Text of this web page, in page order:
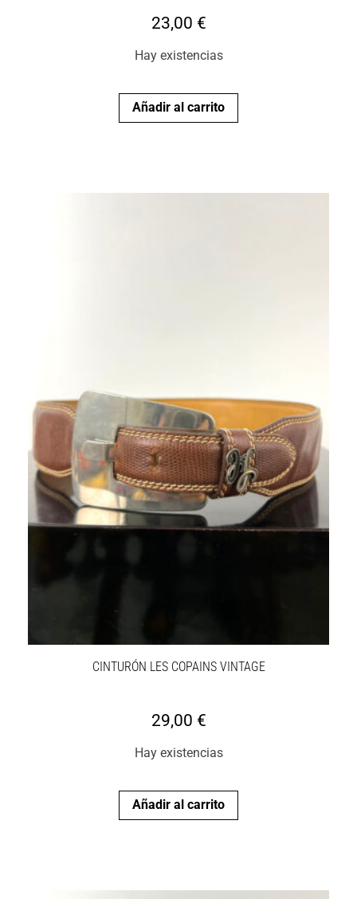
23,00 €
Hay existencias
Añadir al carrito
CINTURÓN LES COPAINS VINTAGE
29,00 €
Hay existencias
Añadir al carrito